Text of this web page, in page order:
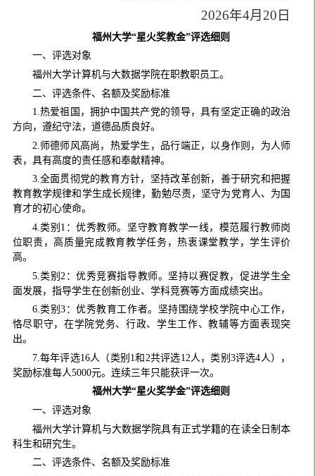
2026年4月20日
福州大学“星火奖教金”评选细则
一、评选对象
福州大学计算机与大数据学院在职教职员工。
二、评选条件、名额及奖励标准
1.热爱祖国，拥护中国共产党的领导，具有坚定正确的政治
方向，遵纪守法，道德品质良好。
2.师德师风高尚，热爱学生，品行端正，以身作则，为人师
表，具有高度的责任感和奉献精神。
3.全面贯彻党的教育方针，坚持改革创新，善于研究和把握
教育教学规律和学生成长规律，勤勉尽责，坚守为党育人、为国
育才的初心使命。
4.类别1：优秀教师。坚守教育教学一线，模范履行教师岗
位职责，高质量完成教育教学任务，热衷课堂教学，学生评价
高。
5.类别2：优秀竞赛指导教师。坚持以赛促教，促进学生全
面发展，指导学生在创新创业、学科竞赛等方面成绩突出。
6.类别3：优秀教育工作者。坚持围绕学校学院中心工作，
恪尽职守，在学院党务、行政、学生工作、教辅等方面表现突
出。
7.每年评选16人（类别1和2共评选12人，类别3评选4人），
奖励标准每人5000元。连续三年只能获评一次。
福州大学“星火奖学金”评选细则
一、评选对象
福州大学计算机与大数据学院具有正式学籍的在读全日制本
科生和研究生。
二、评选条件、名额及奖励标准